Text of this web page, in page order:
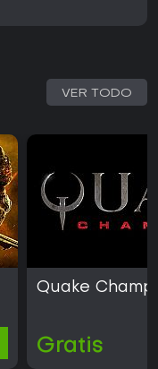
VER TODO
Quake
Gratis